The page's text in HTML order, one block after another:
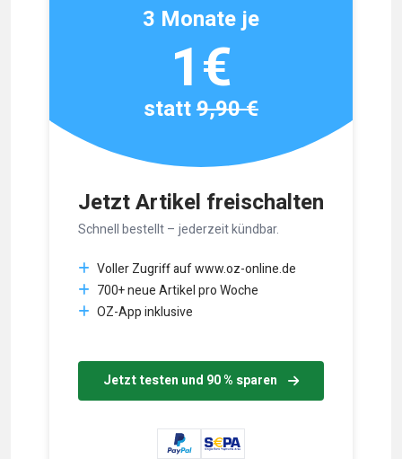
Jetzt Artikel freischalten
Schnell bestellt – jederzeit kündbar.
Voller Zugriff auf www.oz-online.de
700+ neue Artikel pro Woche
OZ-App inklusive
Jetzt testen und 90 % sparen
3 Monate je
1€
statt9,90 €